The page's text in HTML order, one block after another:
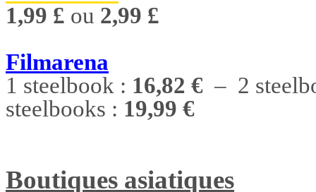
1,99 £ ou 2,99 £
Filmarena
1 steelbook : 16,82 € – 2
steelbooks : 19,99 €
Boutiques asiatiques